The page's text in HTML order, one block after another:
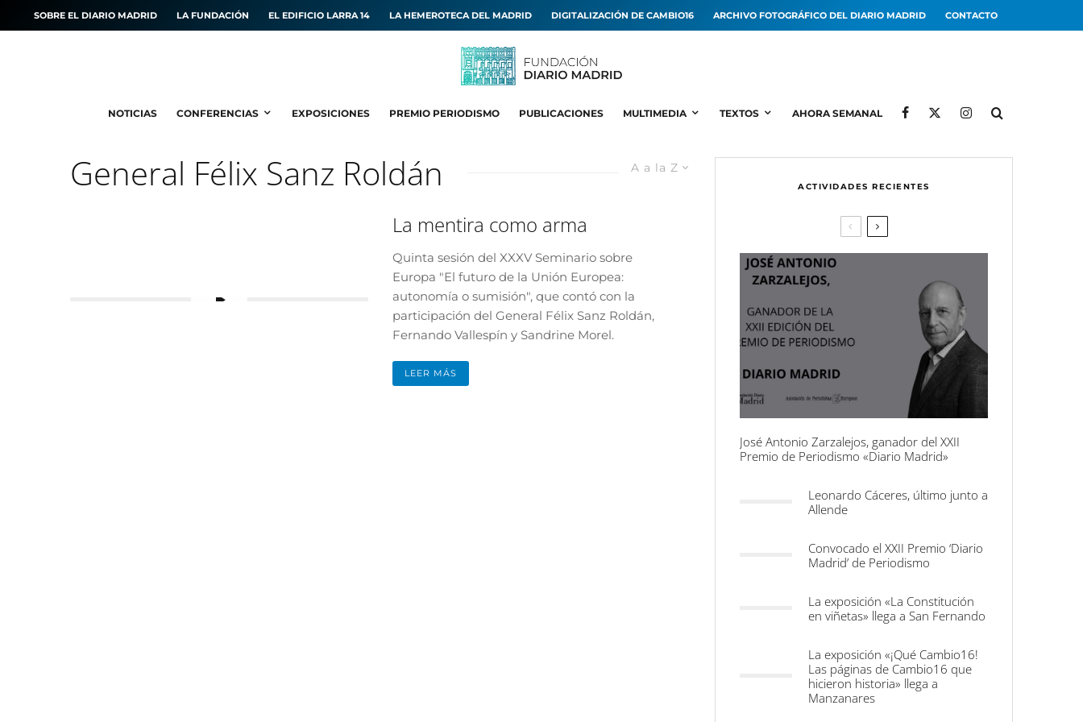
SOBRE EL DIARIO MADRID LA FUNDACIÓN EL EDIFICIO LARRA 14 LA HEMEROTECA DEL MADRID DIGITALIZACIÓN DE CAMBIO16 ARCHIVO FOTOGRÁFICO DEL DIARIO MADRID CONTACTO
NOTICIAS CONFERENCIAS EXPOSICIONES PREMIO PERIODISMO PUBLICACIONES MULTIMEDIA TEXTOS AHORA SEMANAL
A a la Z
General Félix Sanz Roldán
La mentira como arma
Quinta sesión del XXXV Seminario sobre
Europa "El futuro de la Unión Europea:
autonomía o sumisión", que contó con la
participación del General Félix Sanz Roldán,
Fernando Vallespín y Sandrine Morel.
LEER MÁS
ACTIVIDADES RECIENTES
José Antonio Zarzalejos, ganador del XXII
Premio de Periodismo «Diario Madrid»
Leonardo Cáceres, último junto a
Allende
Convocado el XXII Premio ‘Diario
Madrid’ de Periodismo
La exposición «La Constitución
en viñetas» llega a San Fernando
La exposición «¡Qué Cambio16!
Las páginas de Cambio16 que
hicieron historia» llega a
Manzanares